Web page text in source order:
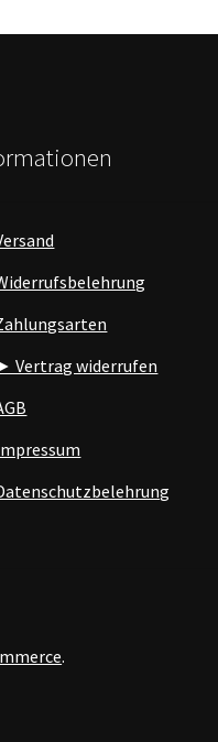
Vertrag widerrufen
.